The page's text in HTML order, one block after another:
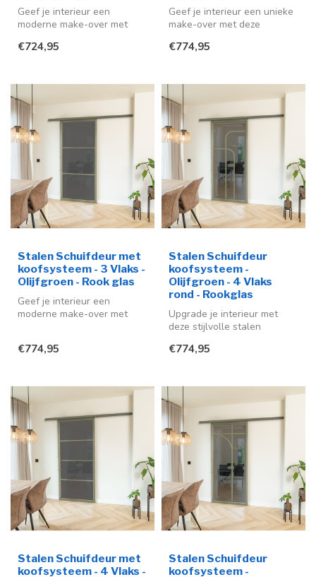
Geef je interieur een
moderne make-over met
schuifdeur me...
€724,95
Geef je interieur een unieke
make-over met deze
...
€774,95
Stalen Schuifdeur met
koofsysteem - 3 Vlaks -
Olijfgroen - Rook glas
Geef je interieur een
moderne make-over met
€774,95
Stalen Schuifdeur
koofsysteem -
Olijfgroen - 4 Vlaks
rond - Rookglas
Upgrade je interieur met
deze stijlvolle stalen
ol...
€774,95
Stalen Schuifdeur met
koofsysteem - 4 Vlaks -
Stalen Schuifdeur
koofsysteem -